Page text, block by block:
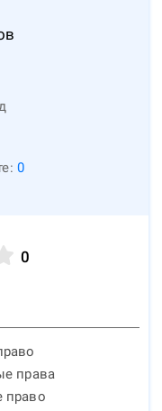
0
0
права
право